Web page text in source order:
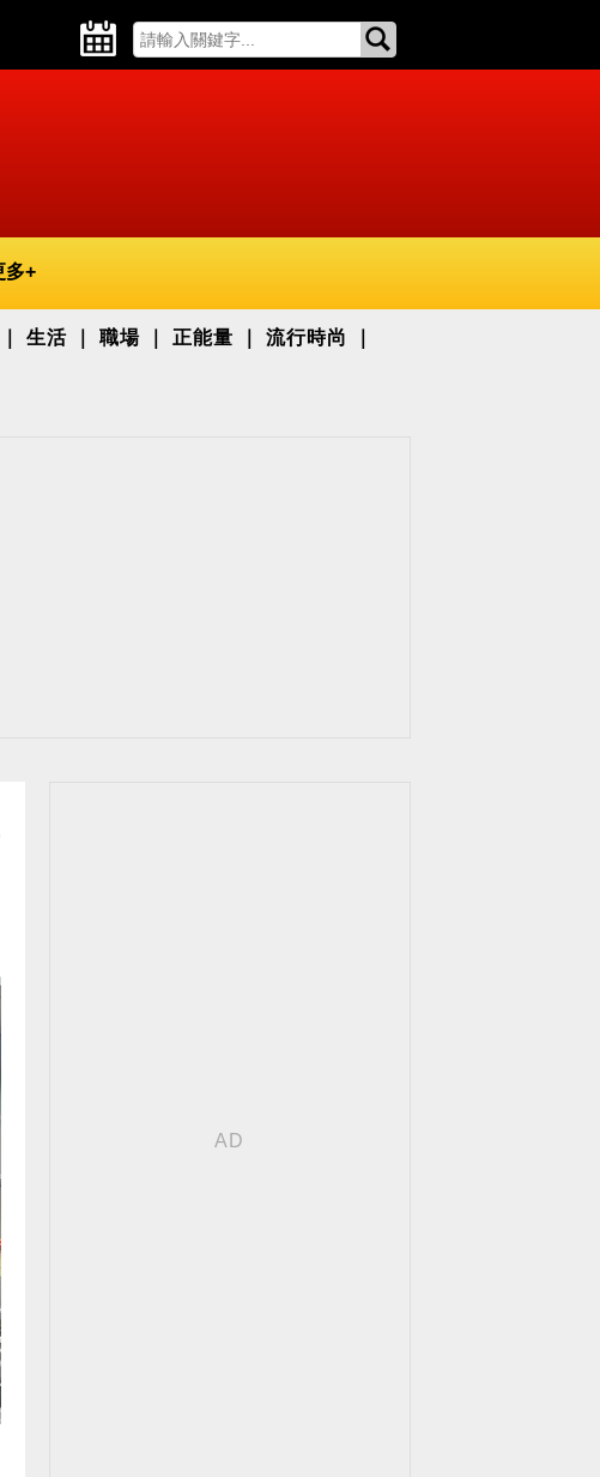
多+
生活 職場 正能量 流行時尚